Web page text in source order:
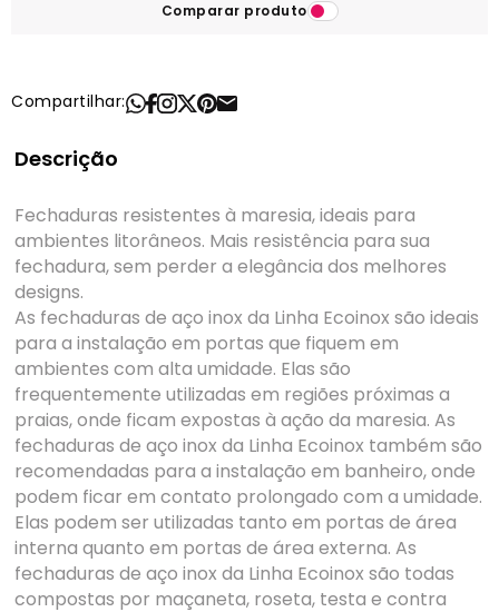
Comparar produto
Compartilhar:
Descrição
Fechaduras resistentes à maresia, ideais para
ambientes litorâneos. Mais resistência para sua
fechadura, sem perder a elegância dos melhores
designs.
As fechaduras de aço inox da Linha Ecoinox são ideais
para a instalação em portas que fiquem em
ambientes com alta umidade. Elas são
frequentemente utilizadas em regiões próximas a
praias, onde ficam expostas à ação da maresia. As
fechaduras de aço inox da Linha Ecoinox também são
recomendadas para a instalação em banheiro, onde
podem ficar em contato prolongado com a umidade.
Elas podem ser utilizadas tanto em portas de área
interna quanto em portas de área externa. As
fechaduras de aço inox da Linha Ecoinox são todas
compostas por maçaneta, roseta, testa e contra